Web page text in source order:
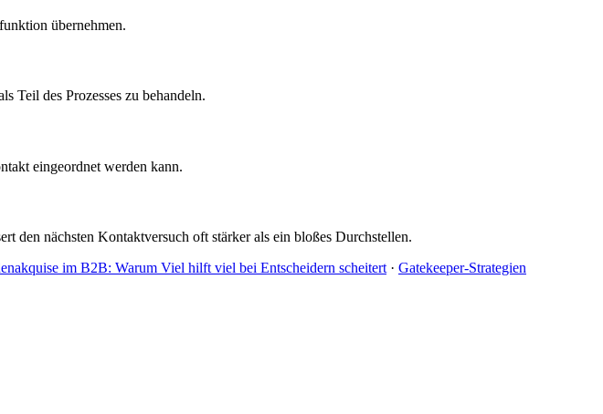
übernehmen.
Teil des Prozesses zu behandeln.
eingeordnet werden kann.
den nächsten Kontaktversuch oft stärker als ein bloßes Durchstellen.
im B2B: Warum Viel hilft viel bei Entscheidern scheitert · Gatekeeper-Strategien